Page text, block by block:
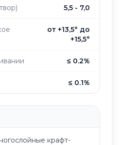
5,5 - 7,0
от +13,5° до
+15,5°
≤ 0.2%
≤ 0.1%
крафт-